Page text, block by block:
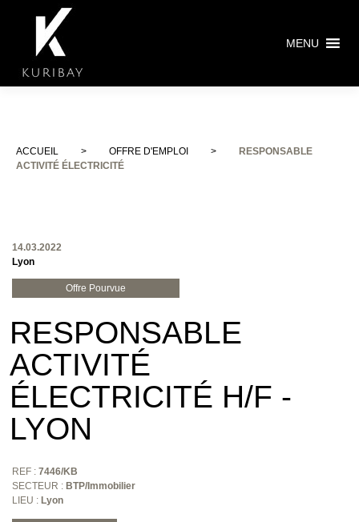
MENU
ACCUEIL > OFFRE D'EMPLOI >
RESPONSABLE
ACTIVITÉ ÉLECTRICITÉ
14.03.2022
Lyon
Offre Pourvue
RESPONSABLE
ACTIVITÉ
ÉLECTRICITÉ H/F -
LYON
REF : 7446/KB
SECTEUR : BTP/Immobilier
LIEU : Lyon